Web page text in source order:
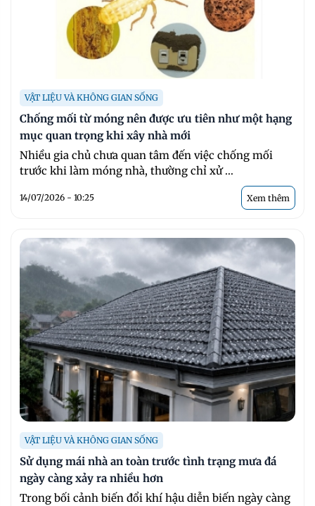
VẬT LIỆU VÀ KHÔNG GIAN SỐNG
Chống mối từ móng nên được ưu tiên như một hạng
mục quan trọng khi xây nhà mới
Nhiều gia chủ chưa quan tâm đến việc chống mối
trước khi làm móng nhà, thường chỉ xử ...
14/07/2026 - 10:25 Xem thêm
VẬT LIỆU VÀ KHÔNG GIAN SỐNG
Sử dụng mái nhà an toàn trước tình trạng mưa đá
ngày càng xảy ra nhiều hơn
Trong bối cảnh biến đổi khí hậu diễn biến ngày càng